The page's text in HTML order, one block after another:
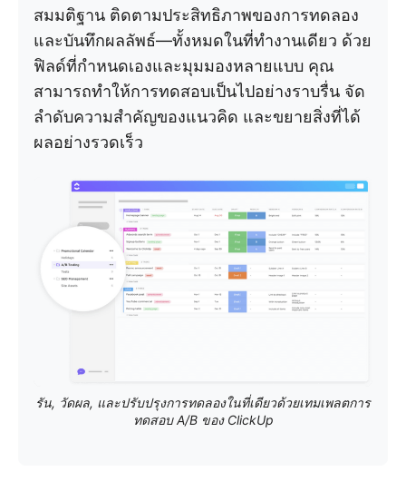
สมมติฐาน ติดตามประสิทธิภาพของการทดลอง
และบันทึกผลลัพธ์—ทั้งหมดในที่ทำงานเดียว ด้วย
ฟิลด์ที่กำหนดเองและมุมมองหลายแบบ คุณ
สามารถทำให้การทดสอบเป็นไปอย่างราบรื่น จัด
ลำดับความสำคัญของแนวคิด และขยายสิ่งที่ได้
ผลอย่างรวดเร็ว
รัน, วัดผล, และปรับปรุงการทดลองในที่เดียวด้วยเทมเพลตการ
ทดสอบ A/B ของ ClickUp